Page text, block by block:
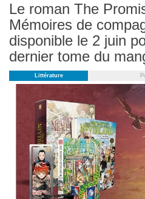
Le roman The
Mémoires de
disponible le 2 juin
dernier tome du
Littérature